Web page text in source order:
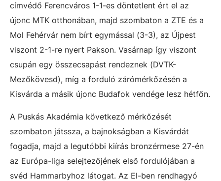
címvédő Ferencváros 1-1-es döntetlent ért el az
újonc MTK otthonában, majd szombaton a ZTE és a
Mol Fehérvár nem bírt egymással (3-3), az Újpest
viszont 2-1-re nyert Pakson. Vasárnap így viszont
csupán egy összecsapást rendeznek (DVTK-
Mezőkövesd), míg a forduló zárómérkőzésén a
Kisvárda a másik újonc Budafok vendége lesz hétfőn.
A Puskás Akadémia következő mérkőzését
szombaton játssza, a bajnokságban a Kisvárdát
fogadja, majd a legutóbbi kiírás bronzérmese 27-én
az Európa-liga selejtezőjének első fordulójában a
svéd Hammarbyhoz látogat. Az El-ben rendhagyó